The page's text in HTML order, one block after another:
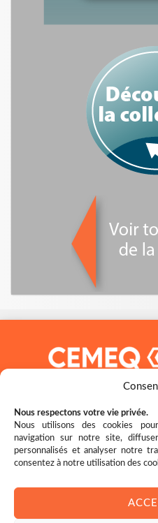
Nous respectons votre vie privée.
Nous utilisons des cookies
navigation sur notre site,
personnalisés et analyser notre
consentez à notre utilisation des
Restez bien